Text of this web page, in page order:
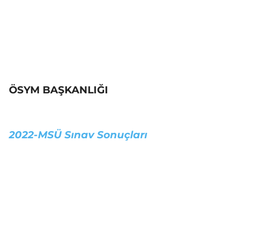
ÖSYM BAŞKANLIĞI
2022-MSÜ Sınav Sonuçları